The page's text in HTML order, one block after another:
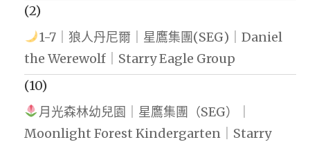
(2)
1-7｜狼人丹尼爾｜星鷹集團(SEG)｜Daniel
the Werewolf｜Starry Eagle Group
(10)
月光森林幼兒園｜星鷹集團（SEG）｜
Moonlight Forest Kindergarten｜Starry